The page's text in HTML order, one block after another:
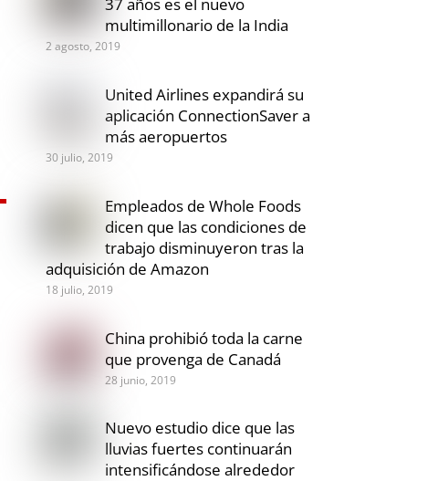
37 años es el nuevo
multimillonario de la India
2 agosto, 2019
United Airlines expandirá su
aplicación ConnectionSaver a
más aeropuertos
30 julio, 2019
Empleados de Whole Foods
dicen que las condiciones de
trabajo disminuyeron tras la
adquisición de Amazon
18 julio, 2019
China prohibió toda la carne
que provenga de Canadá
28 junio, 2019
Nuevo estudio dice que las
lluvias fuertes continuarán
intensificándose alrededor